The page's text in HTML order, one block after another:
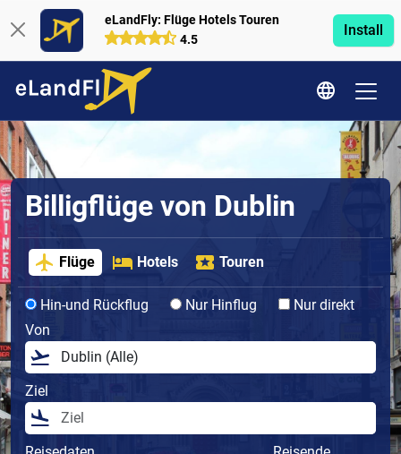
eLandFly: Flüge Hotels Touren
4.5
Install
Billigflüge von Dublin
Flüge Hotels Touren
Hin-und Rückflug Nur Hinflug
Nur direkt
Von
Ziel